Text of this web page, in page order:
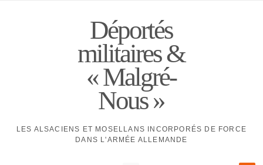
Déportés
militaires &
« Malgré-
Nous »
LES ALSACIENS ET MOSELLANS INCORPORÉS DE FORCE
DANS L'ARMÉE ALLEMANDE